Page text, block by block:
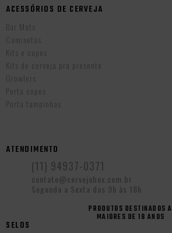
ACESSÓRIOS DE CERVEJA
Bar Mats
Camisetas
Kits e copos
Kits de cerveja pra presente
Growlers
Porta copos
Porta tampinhas
ATENDIMENTO
(11) 94937-0371
contato@cervejabox.com.br
Segunda a Sexta das 9h às 18h
PRODUTOS DESTINADOS A
MAIORES DE 18 ANOS
SELOS